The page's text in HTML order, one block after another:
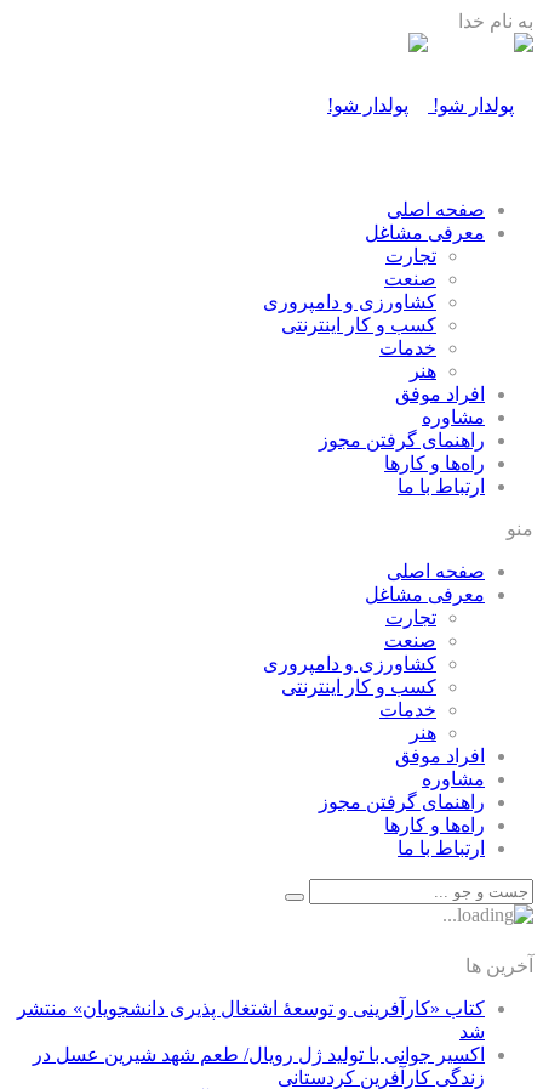
به نام خدا
صفحه اصلی
معرفی مشاغل
تجارت
صنعت
كشاورزی و دامپروری
كسب و كار اينترنتی
خدمات
هنر
افراد موفق
مشاوره
راهنمای گرفتن مجوز
راه‌ها و كارها
ارتباط با ما
منو
صفحه اصلی
معرفی مشاغل
تجارت
صنعت
كشاورزی و دامپروری
كسب و كار اينترنتی
خدمات
هنر
افراد موفق
مشاوره
راهنمای گرفتن مجوز
راه‌ها و كارها
ارتباط با ما
آخرین ها
کتاب «کارآفرینی و توسعۀ اشتغال پذیری دانشجویان» منتشر
شد
اکسیر جوانی با تولید ژل رویال/ طعم شهد شیرین عسل‌ در
زندگی کارآفرین کردستانی